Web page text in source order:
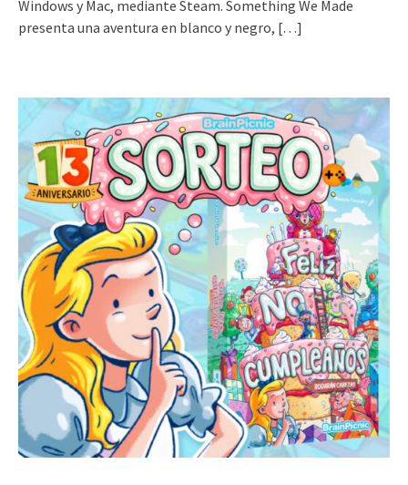
Windows y Mac, mediante Steam. Something We Made
presenta una aventura en blanco y negro, […]